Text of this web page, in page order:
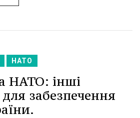
НАТО
НАТО: інші
забезпечення